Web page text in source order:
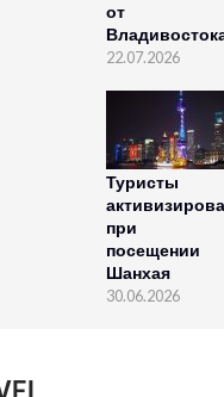
от
22.07.2026
Туристы
при
посещении
Шанхая
30.06.2026